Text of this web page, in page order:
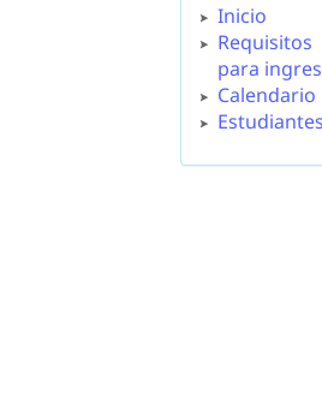
Inicio
para
Calendario